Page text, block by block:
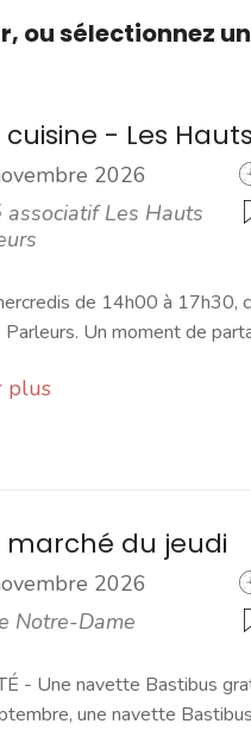
ou sélectionnez
- Les
2026
associatif Les Hauts
de 14h00 à 17h30,
Un moment de
plus
marché du jeudi
2026
Notre-Dame
- Une navette Bastibus
une navette